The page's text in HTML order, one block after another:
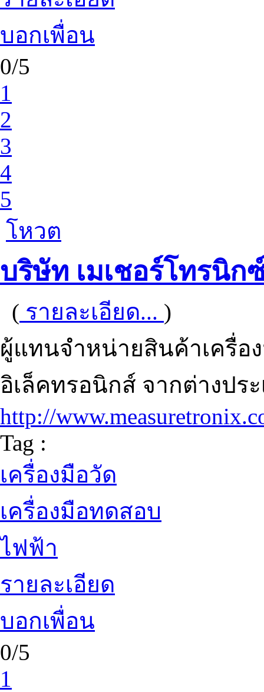
บอกเพื่อน
0/5
1
2
3
4
5
โหวต
บริษัท เมเชอร์โทรนิก
( รายละเอียด... )
ผู้แทนจำหน่ายสินค้าเครื่อ
อิเล็คทรอนิกส์ จากต่างปร
http://
Tag :
เครื่องมือวัด
เครื่องมือทดสอบ
ไฟฟ้า
รายละเอียด
บอกเพื่อน
0/5
1